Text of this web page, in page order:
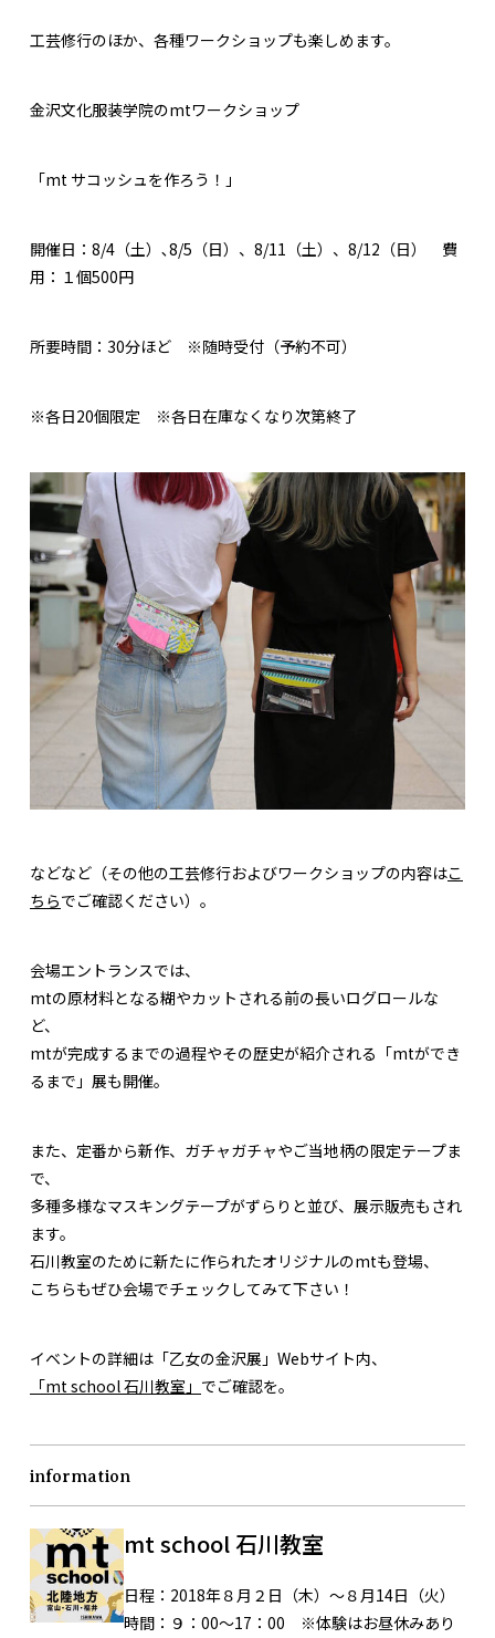
工芸修行のほか、各種ワークショップも楽しめます。
金沢文化服装学院のmtワークショップ
「mt サコッシュを作ろう！」
開催日：8/4（土）､8/5（日）、8/11（土）、8/12（日） 費
用：１個500円
所要時間：30分ほど ※随時受付（予約不可）
※各日20個限定 ※各日在庫なくなり次第終了
などなど（その他の工芸修行およびワークショップの内容はこ
ちらでご確認ください）。
会場エントランスでは、
mtの原材料となる糊やカットされる前の長いログロールな
ど、
mtが完成するまでの過程やその歴史が紹介される「mtができ
るまで」展も開催。
また、定番から新作、ガチャガチャやご当地柄の限定テープま
で、
多種多様なマスキングテープがずらりと並び、展示販売もされ
ます。
石川教室のために新たに作られたオリジナルのmtも登場、
こちらもぜひ会場でチェックしてみて下さい！
イベントの詳細は「乙女の金沢展」Webサイト内、
「mt school 石川教室」 でご確認を。
information
mt school 石川教室
日程： 2018年８月２日（木）～８月14日（火）
時間： ９：00〜17：00 ※体験はお昼休みあり